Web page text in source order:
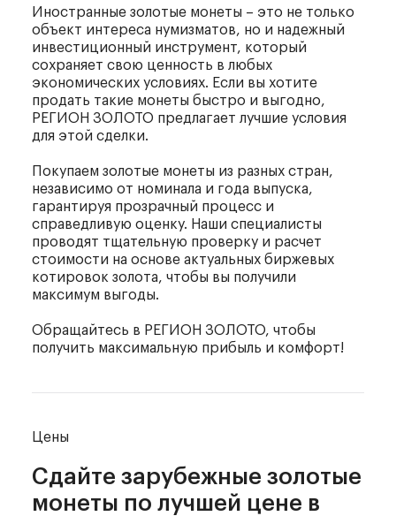
Иностранные золотые монеты – это не только
объект интереса нумизматов, но и надежный
инвестиционный инструмент, который
сохраняет свою ценность в любых
экономических условиях. Если вы хотите
продать такие монеты быстро и выгодно,
РЕГИОН ЗОЛОТО предлагает лучшие условия
для этой сделки.
Покупаем золотые монеты из разных стран,
независимо от номинала и года выпуска,
гарантируя прозрачный процесс и
справедливую оценку. Наши специалисты
проводят тщательную проверку и расчет
стоимости на основе актуальных биржевых
котировок золота, чтобы вы получили
максимум выгоды.
Обращайтесь в РЕГИОН ЗОЛОТО, чтобы
получить максимальную прибыль и комфорт!
Цены
Сдайте зарубежные золотые
монеты по лучшей цене в